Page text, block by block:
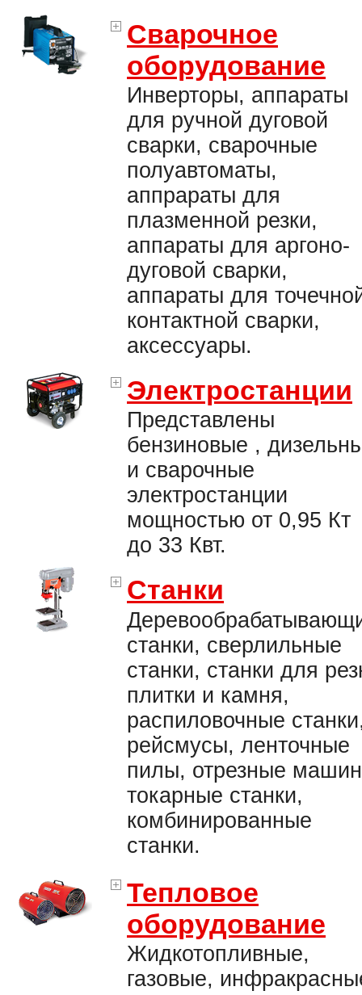
Сварочное
оборудование
Инверторы, аппараты
для ручной дуговой
сварки, сварочные
полуавтоматы,
аппрараты для
плазменной резки,
аппараты для аргоно-
дуговой сварки,
аппараты для
контактной сварки,
аксессуары.
Электростанции
Представлены
бензиновые ,
и сварочные
электростанции
мощностью от 0,95 Кт
до 33 Квт.
Станки
станки, сверлильные
станки, станки для
плитки и камня,
распиловочные
рейсмусы, ленточные
пилы, отрезные
токарные станки,
комбинированные
станки.
Тепловое
оборудование
Жидкотопливные,
газовые,